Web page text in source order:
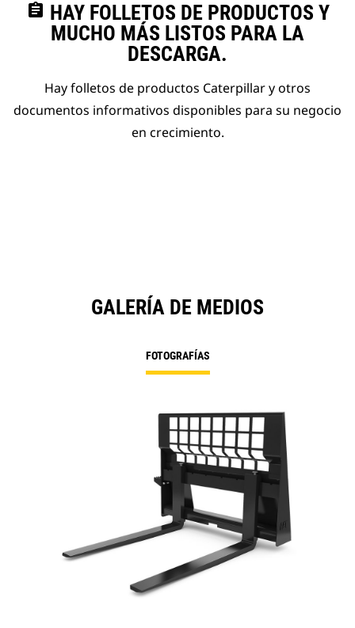
assignment HAY FOLLETOS DE PRODUCTOS Y
MUCHO MÁS LISTOS PARA LA
DESCARGA.
Hay folletos de productos Caterpillar y otros
documentos informativos disponibles para su negocio
en crecimiento.
GALERÍA DE MEDIOS
FOTOGRAFÍAS